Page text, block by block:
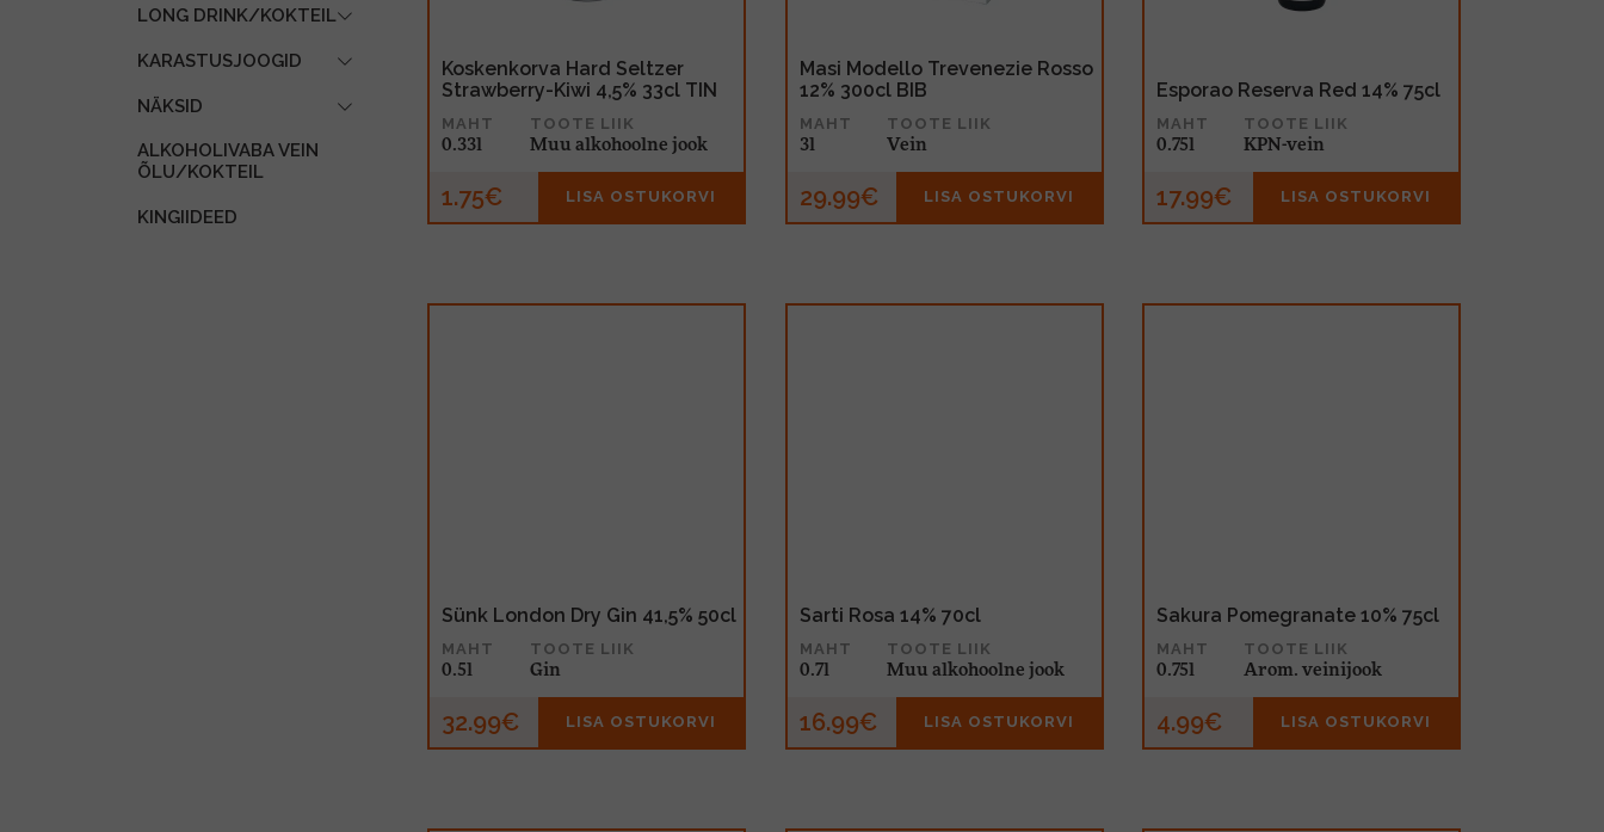
LONG DRINK/KOKTEIL
KARASTUSJOOGID
NÄKSID
ALKOHOLIVABA VEIN
ÕLU/KOKTEIL
KINGIIDEED
Koskenkorva Hard Seltzer
Strawberry-Kiwi 4,5% 33cl TIN
MAHT
0.33l
TOOTE LIIK
Muu alkohoolne jook
1.75€ LISA OSTUKORVI
Masi Modello Trevenezie Rosso
12% 300cl BIB
MAHT
3l
TOOTE LIIK
Vein
29.99€ LISA OSTUKORVI
Esporao Reserva Red 14% 75cl
MAHT
0.75l
TOOTE LIIK
KPN-vein
17.99€ LISA OSTUKORVI
Sünk London Dry Gin 41,5% 50cl
MAHT
0.5l
TOOTE LIIK
Gin
32.99€ LISA OSTUKORVI
Sarti Rosa 14% 70cl
MAHT
0.7l
TOOTE LIIK
Muu alkohoolne jook
16.99€ LISA OSTUKORVI
Sakura Pomegranate 10% 75cl
MAHT
0.75l
TOOTE LIIK
Arom. veinijook
4.99€ LISA OSTUKORVI